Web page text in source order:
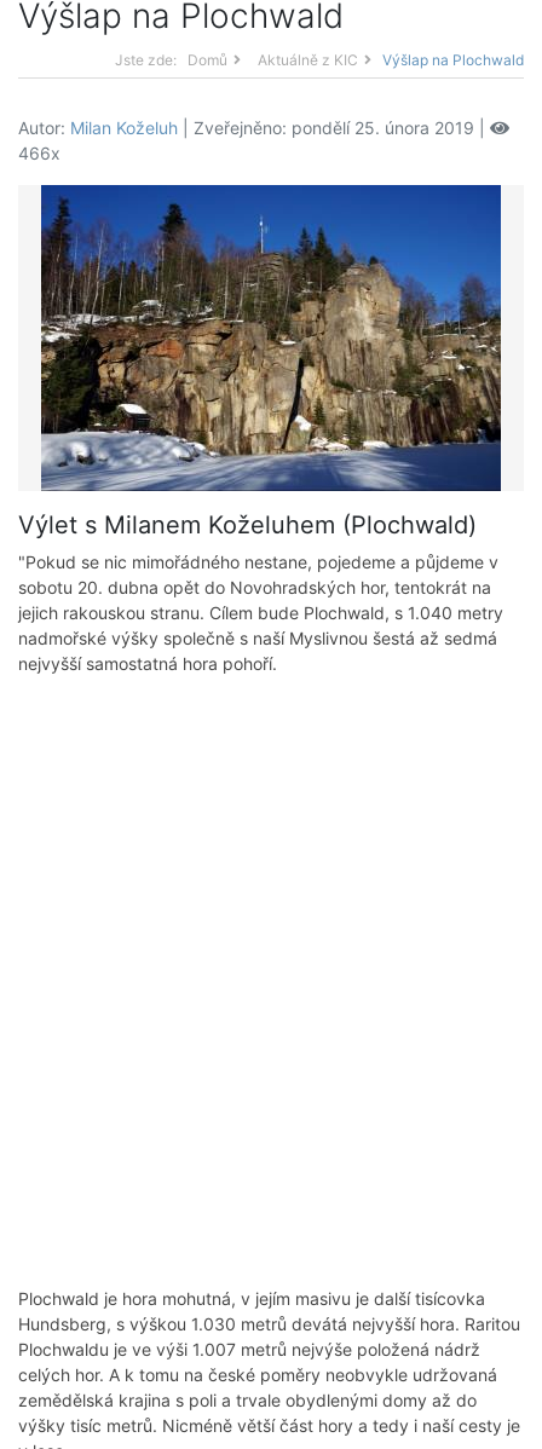
Výšlap na Plochwald
Jste zde: Domů Aktuálně z KIC Výšlap na Plochwald
Autor: Milan Koželuh | Zveřejněno: pondělí 25. února 2019 |
466x
Výlet s Milanem Koželuhem (Plochwald)
"Pokud se nic mimořádného nestane, pojedeme a půjdeme v
sobotu 20. dubna opět do Novohradských hor, tentokrát na
jejich rakouskou stranu. Cílem bude Plochwald, s 1.040 metry
nadmořské výšky společně s naší Myslivnou šestá až sedmá
nejvyšší samostatná hora pohoří.
Plochwald je hora mohutná, v jejím masivu je další tisícovka
Hundsberg, s výškou 1.030 metrů devátá nejvyšší hora. Raritou
Plochwaldu je ve výši 1.007 metrů nejvýše položená nádrž
celých hor. A k tomu na české poměry neobvykle udržovaná
zemědělská krajina s poli a trvale obydlenými domy až do
výšky tisíc metrů. Nicméně větší část hory a tedy i naší cesty je